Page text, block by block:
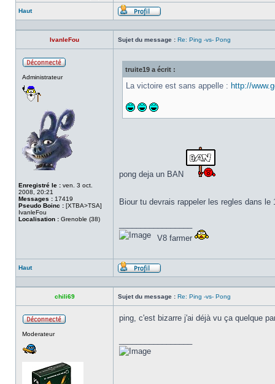
Haut
Profil
IvanleFou Sujet du message : Re: Ping -vs- Pong
Administrateur
Enregistré le : ven. 3 oct.
2008, 20:21
Messages : 17419
Pseudo Boinc : [XTBA>TSA]
IvanleFou
Localisation : Grenoble (38)
truite19 a écrit :
La victoire est sans appelle : http://
pong deja un BAN
Biour tu devrais rappeler les regles dans
V8 farmer
Haut
Profil
chili69 Sujet du message : Re: Ping -vs- Pong
Moderateur
ping, c'est bizarre j'ai déjà vu ça quelque